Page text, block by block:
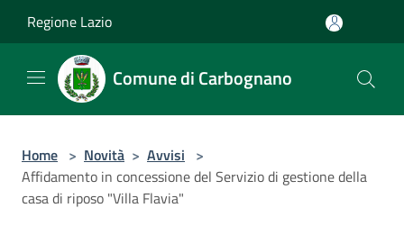
Regione Lazio
Comune di Carbognano
Home > Novità > Avvisi >
Affidamento in concessione del Servizio di gestione della
casa di riposo "Villa Flavia"